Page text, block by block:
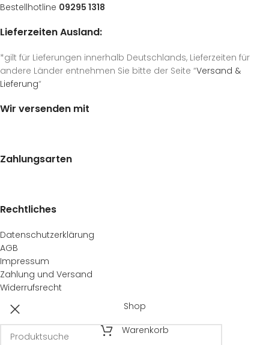
Bestellhotline 09295 1318
Lieferzeiten Ausland:
*gilt für Lieferungen innerhalb Deutschlands, Lieferzeiten für
andere Länder entnehmen Sie bitte der Seite “Versand &
Lieferung“
Wir versenden mit
Zahlungsarten
Rechtliches
Datenschutzerklärung
AGB
Impressum
Zahlung und Versand
Widerrufsrecht
Shop
Warenkorb